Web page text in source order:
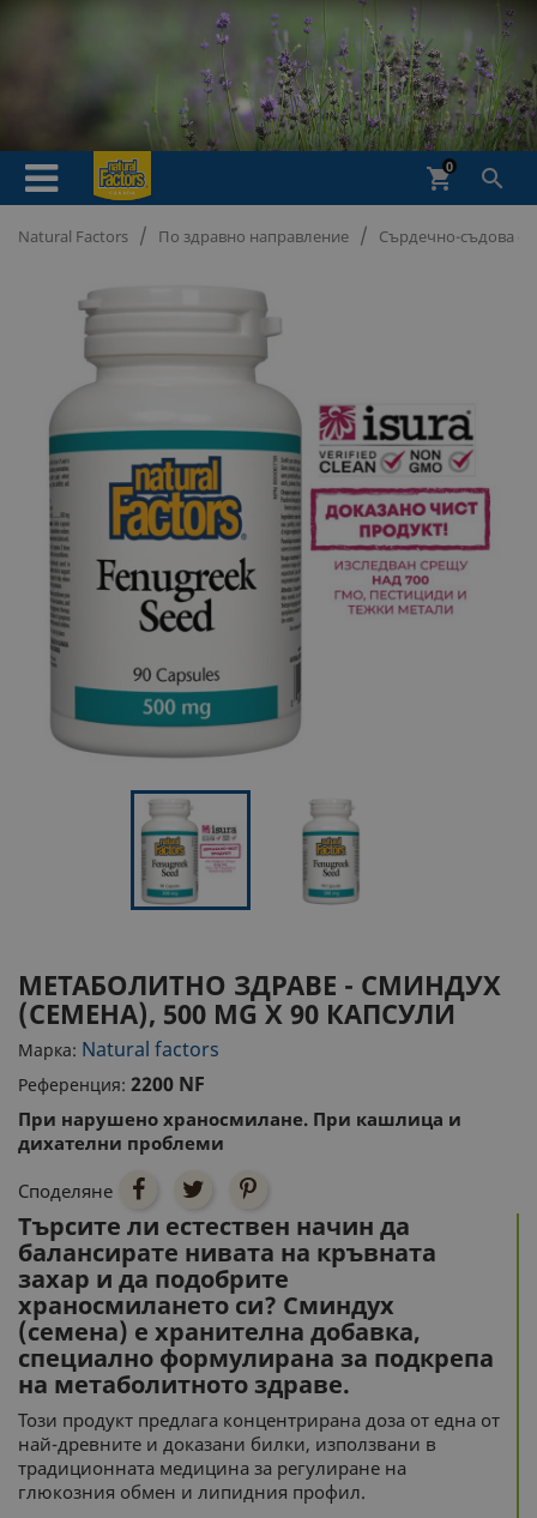

shopping_cart
0
Natural Factors По здравно направление Сърдечно-съдова
МЕТАБОЛИТНО ЗДРАВЕ - СМИНДУХ
(СЕМЕНА), 500 MG Х 90 КАПСУЛИ
Марка: Natural factors
Референция: 2200 NF
При нарушено храносмилане. При кашлица и
дихателни проблеми
Споделяне
Търсите ли естествен начин да
балансирате нивата на кръвната
захар и да подобрите
храносмилането си? Сминдух
(семена) е хранителна добавка,
специално формулирана за подкрепа
на метаболитното здраве.
Този продукт предлага концентрирана доза от една от
най-древните и доказани билки, използвани в
традиционната медицина за регулиране на
глюкозния обмен и липидния профил.